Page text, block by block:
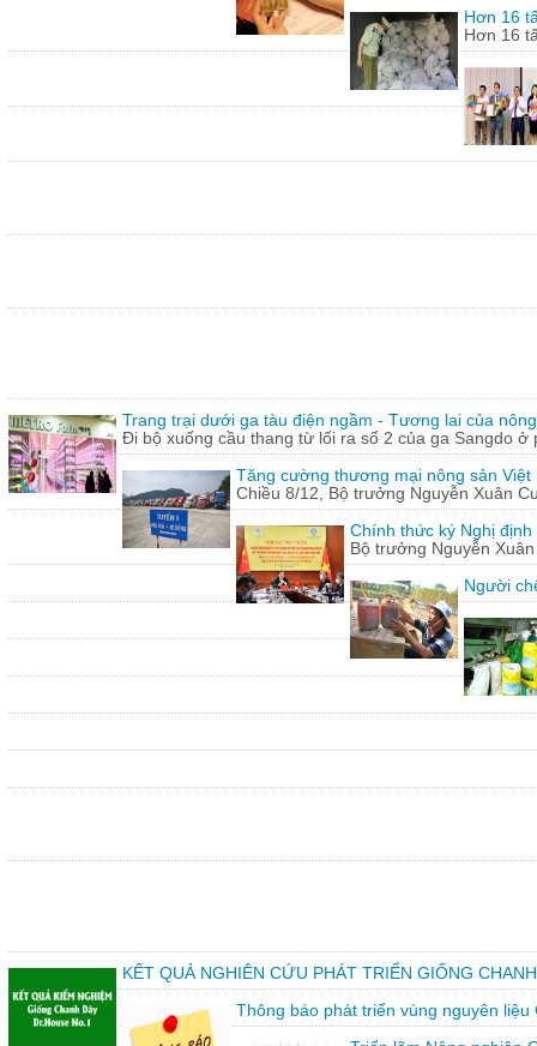
Hơn 16
Hơn 16
Trang trại dưới ga tàu điện ngầm - Tương lai của
Đi bộ xuống cầu thang từ lối ra số 2 của ga Sangdo ở
Tăng cường thương mại nông sản Việt
Chiều 8/12, Bộ trưởng Nguyễn Xuân
Chính thức ký Nghị
Bộ trưởng Nguyễn
Người
KẾT QUẢ NGHIÊN CỨU PHÁT TRIỂN GIỐNG
Thông báo phát triển vùng nguyên liệu